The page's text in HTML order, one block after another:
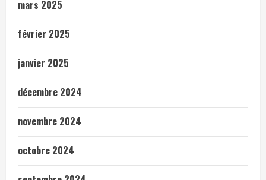
mars 2025
février 2025
janvier 2025
décembre 2024
novembre 2024
octobre 2024